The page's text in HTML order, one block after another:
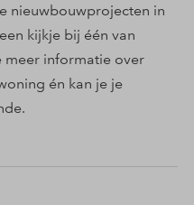
nieuwbouwprojecten in
kijkje bij één van
meer informatie over
én kan je je